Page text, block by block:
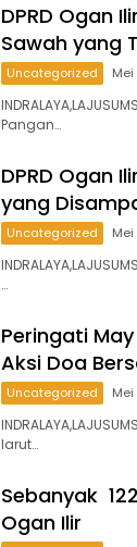
DPRD Ogan
Sawah yang
Uncategorized Mei
Pangan…
DPRD Ogan
yang
Uncategorized Mei
…
Peringati
Aksi Doa
Uncategorized Mei
larut…
Sebanyak
Ogan Ilir